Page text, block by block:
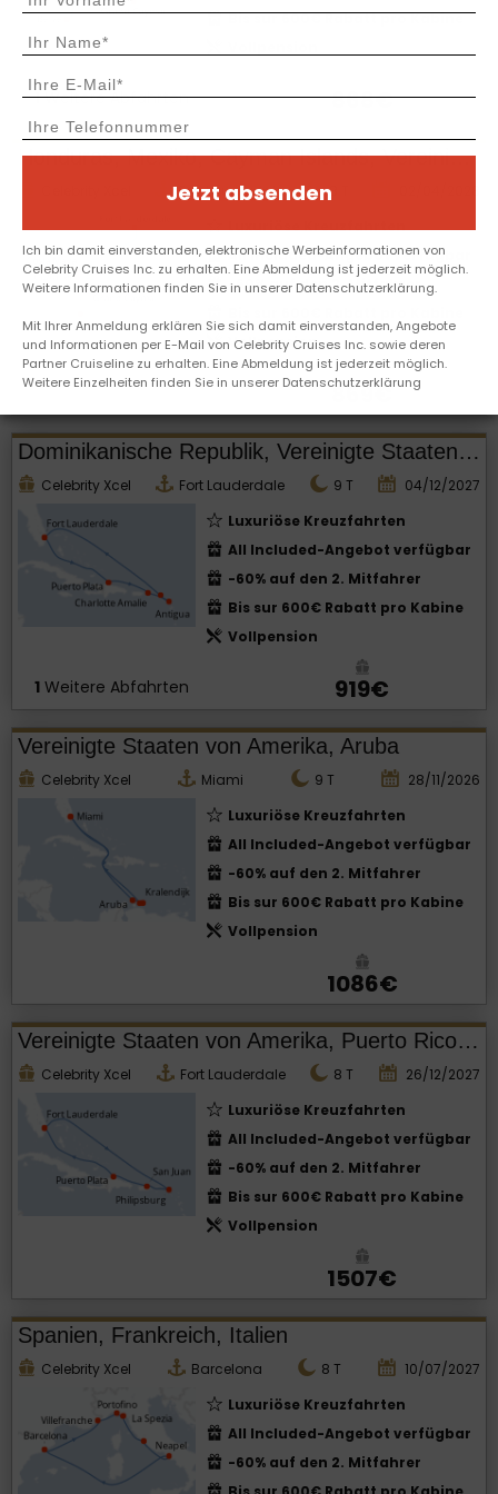
Bis sur 600€ Rabatt pro Kabine
1Weitere Abfahrten 868€
Honduras, Mexiko, Cayman Islands, Vereinigte Staaten von Amerika
Fort Lauderdale 8
Luxuriöse Kreuzfahrten
All Included-Angebot verfügbar
-60% auf den 2. Mitfahrer
Vollpension
869€
Dominikanische Republik, Vereinigte Staaten von Amerika, Antigua und Barbuda
Celebrity Xcel Fort Lauderdale 9 T
04/12/2027
Luxuriöse Kreuzfahrten
All Included-Angebot verfügbar
-60% auf den 2. Mitfahrer
Bis sur 600€ Rabatt pro Kabine
Vollpension
1 Weitere Abfahrten 919€
Vereinigte Staaten von Amerika, Aruba
Celebrity Xcel Miami 9 T
28/11/2026
Luxuriöse Kreuzfahrten
All Included-Angebot verfügbar
-60% auf den 2. Mitfahrer
Bis sur 600€ Rabatt pro Kabine
Vollpension
1086€
Vereinigte Staaten von Amerika, Puerto Rico, Dominikanische Republik
Celebrity Xcel Fort Lauderdale 8 T
26/12/2027
Luxuriöse Kreuzfahrten
All Included-Angebot verfügbar
-60% auf den 2. Mitfahrer
Bis sur 600€ Rabatt pro Kabine
Vollpension
1507€
Spanien, Frankreich, Italien
Celebrity Xcel Barcelona 8 T
10/07/2027
Luxuriöse Kreuzfahrten
All Included-Angebot verfügbar
-60% auf den 2. Mitfahrer
Jetzt absenden
Ich bin damit einverstanden, elektronische Werbeinformationen von
Celebrity Cruises Inc. zu erhalten. Eine Abmeldung ist jederzeit möglich.
Weitere Informationen finden Sie in unserer Datenschutzerklärung.
Mit Ihrer Anmeldung erklären Sie sich damit einverstanden, Angebote
und Informationen per E-Mail von Celebrity Cruises Inc. sowie deren
Partner Cruiseline zu erhalten. Eine Abmeldung ist jederzeit möglich.
Weitere Einzelheiten finden Sie in unserer Datenschutzerklärung